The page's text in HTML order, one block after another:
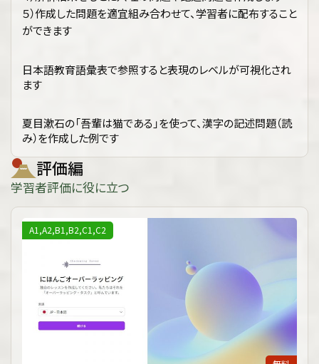
５）作成した問題を適宜組み合わせて、学習者に配布すること
ができます
日本語教育語彙表で参照すると表現のレベルが可視化され
ます
夏目漱石の「吾輩は猫である」を使って、漢字の記述問題（読
み）を作成した例です
評価編
学習者評価に役に立つ
A1,A2,B1,B2,C1,C2